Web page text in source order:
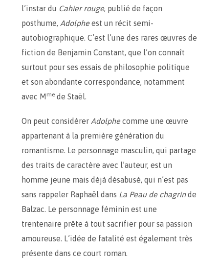
l’instar du Cahier rouge, publié de façon
posthume, Adolpheest un récit semi-
autobiographique. C’est l’une des rares œuvres de
fiction de Benjamin Constant, que l’on connaît
surtout pour ses essais de philosophie politique
et son abondante correspondance, notamment
avec Mme de Staël.
On peut considérer Adolphecomme une œuvre
appartenant à la première génération du
romantisme. Le personnage masculin, qui partage
des traits de caractère avec l’auteur, est un
homme jeune mais déjà désabusé, qui n’est pas
sans rappeler Raphaël dans La Peau de chagrinde
Balzac. Le personnage féminin est une
trentenaire prête à tout sacrifier pour sa passion
amoureuse. L’idée de fatalité est également très
présente dans ce court roman.